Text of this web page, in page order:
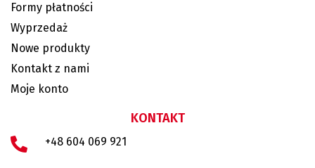
Formy płatności
Wyprzedaż
Nowe produkty
Kontakt z nami
Moje konto
KONTAKT
+48 604 069 921